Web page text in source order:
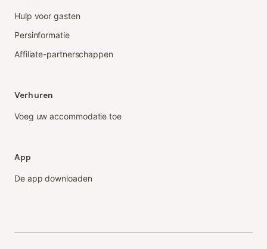
Hulp voor gasten
Persinformatie
Affiliate-partnerschappen
Verhuren
Voeg uw accommodatie toe
App
De app downloaden